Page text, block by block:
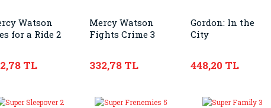
Watson
for a Ride 2
TL
Mercy Watson
Fights Crime 3
332,78 TL
Gordon: In the
City
448,20 TL